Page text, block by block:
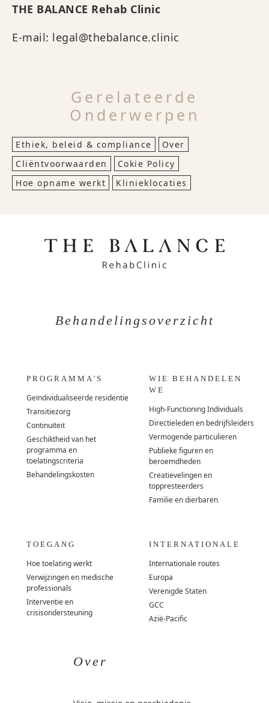
THE BALANCE Rehab Clinic
E-mail: legal@thebalance.clinic
Gerelateerde
Onderwerpen
Ethiek, beleid & compliance
Over
Cliëntvoorwaarden
Cokie Policy
Hoe opname werkt
Klinieklocaties
Behandelingsoverzicht
PROGRAMMA'S
Geïndividualiseerde residentie
Transitiezorg
Continuïteit
Geschiktheid van het
programma en
toelatingscriteria
Behandelingskosten
WIE BEHANDELEN
WE
High-Functioning Individuals
Directieleden en bedrijfsleiders
Vermogende particulieren
Publieke figuren en
beroemdheden
Creatievelingen en
toppresteerders
Familie en dierbaren
TOEGANG
Hoe toelating werkt
Verwijzingen en medische
professionals
Interventie en
crisisondersteuning
INTERNATIONALE
Internationale routes
Europa
Verenigde Staten
GCC
Azië-Pacific
Over